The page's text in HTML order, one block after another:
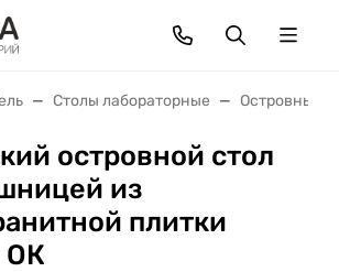
Столы лабораторные Островные
островной стол
из
плитки
ОК